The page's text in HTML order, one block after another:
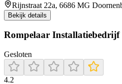
Rijnstraat 22a, 6686 MG
Bekijk details
Rompelaar Installatiebedrijf
Gesloten
4.2